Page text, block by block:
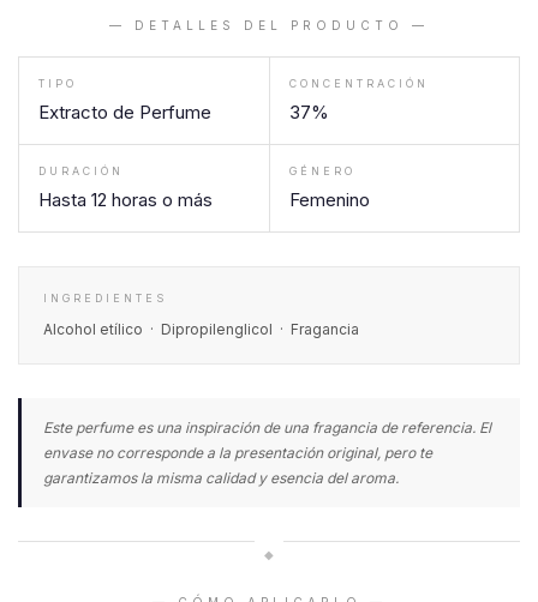
— DETALLES DEL PRODUCTO —
TIPO
Extracto de Perfume
CONCENTRACIÓN
37%
DURACIÓN
Hasta 12 horas o más
GÉNERO
Femenino
INGREDIENTES
Alcohol etílico · Dipropilenglicol · Fragancia
Este perfume es una inspiración de una fragancia de referencia. El
envase no corresponde a la presentación original, pero te
garantizamos la misma calidad y esencia del aroma.
◆